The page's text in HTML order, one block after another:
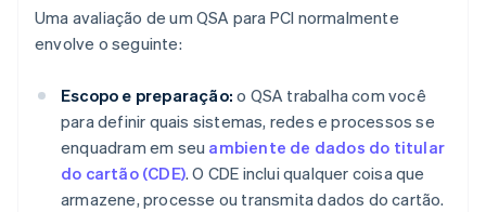
Uma avaliação de um QSA para PCI normalmente
envolve o seguinte:
Escopo e preparação: o QSA trabalha com você
para definir quais sistemas, redes e processos se
enquadram em seu ambiente de dados do titular
do cartão (CDE). O CDE inclui qualquer coisa que
armazene, processe ou transmita dados do cartão.